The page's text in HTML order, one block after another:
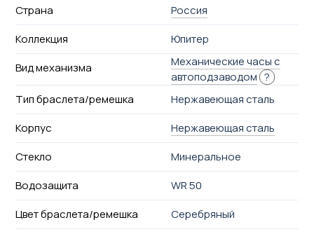
Страна
Россия
Коллекция
Юпитер
Вид механизма
Механические часы с
автоподзаводом ?
Тип браслета/ремешка
Нержавеющая сталь
Корпус
Нержавеющая сталь
Стекло
Минеральное
Водозащита
WR 50
Цвет браслета/ремешка
Серебряный